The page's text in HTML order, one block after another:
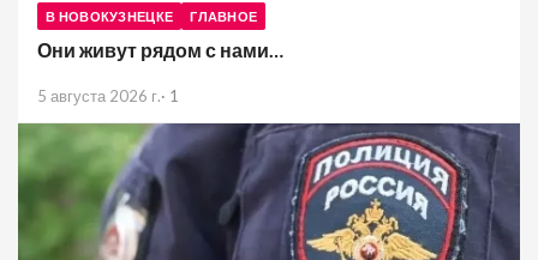
В НОВОКУЗНЕЦКЕ ГЛАВНОЕ
Они живут рядом с нами…
5 августа 2026 г.· 1